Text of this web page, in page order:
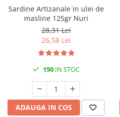
Sardine Artizanale in ulei de
masline 125gr Nuri
28,31 Lei
26,58 Lei
150 IN STOC
ADAUGA IN COS